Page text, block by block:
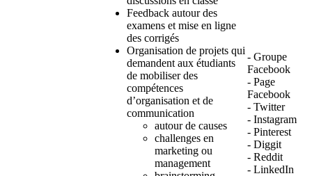
Feedback autour des
examens et mise en ligne
des corrigés
Organisation de projets qui
demandent aux étudiants
de mobiliser des
compétences
d’organisation et de
communication
autour de causes
challenges en
marketing ou
management
- Groupe
Facebook
- Page
Facebook
- Twitter
- Instagram
- Pinterest
- Diggit
- Reddit
- LinkedIn